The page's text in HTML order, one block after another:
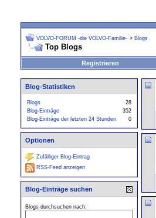
VOLVO-FORUM -die VOLVO-Familie- > Blogs
Top Blogs
Registrieren
Blog-Statistiken
Blogs
28
Blog-Einträge
352
Blog-Einträge der letzten 24 Stunden
0
Optionen
Zufälliger Blog-Eintrag
RSS-Feed anzeigen
Blog-Einträge suchen
Blogs durchsuchen nach: